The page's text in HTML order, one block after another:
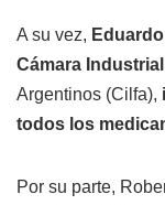
A su vez,
Cámara
Argentinos (Cilfa),
todos los
Por su parte,